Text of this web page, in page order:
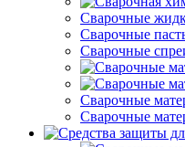
Сварочные
Сварочные
Сварочные
Сварочные
Сварочные